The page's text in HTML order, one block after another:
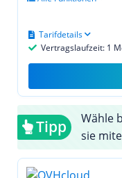
Vertragslaufzeit: 1
Tarifdetails
Tipp
Wähle
sie